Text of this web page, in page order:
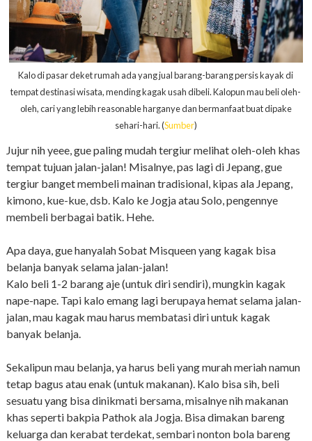
Kalo di pasar deket rumah ada yang jual barang-barang persis kayak di
tempat destinasi wisata, mending kagak usah dibeli. Kalopun mau beli oleh-
oleh, cari yang lebih reasonable harganye dan bermanfaat buat dipake
sehari-hari. (Sumber)
Jujur nih yeee, gue paling mudah tergiur melihat oleh-oleh khas
tempat tujuan jalan-jalan! Misalnye, pas lagi di Jepang, gue
tergiur banget membeli mainan tradisional, kipas ala Jepang,
kimono, kue-kue, dsb. Kalo ke Jogja atau Solo, pengennye
membeli berbagai batik. Hehe.
Apa daya, gue hanyalah Sobat Misqueen yang kagak bisa
belanja banyak selama jalan-jalan!
Kalo beli 1-2 barang aje (untuk diri sendiri), mungkin kagak
nape-nape. Tapi kalo emang lagi berupaya hemat selama jalan-
jalan, mau kagak mau harus membatasi diri untuk kagak
banyak belanja.
Sekalipun mau belanja, ya harus beli yang murah meriah namun
tetap bagus atau enak (untuk makanan). Kalo bisa sih, beli
sesuatu yang bisa dinikmati bersama, misalnye nih makanan
khas seperti bakpia Pathok ala Jogja. Bisa dimakan bareng
keluarga dan kerabat terdekat, sembari nonton bola bareng